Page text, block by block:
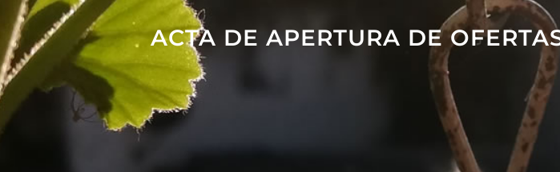
ACTA DE APERTURA DE